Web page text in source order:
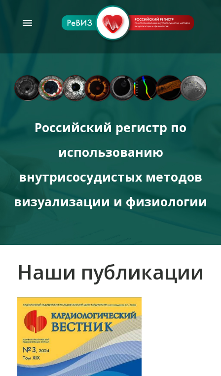
menu
Российский регистр по
использованию
внутрисосудистых методов
визуализации и физиологии
Наши публикации